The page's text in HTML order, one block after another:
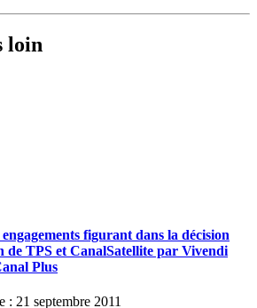
loin
figurant dans la décision
de TPS et CanalSatellite par Vivendi
Plus
: 21 septembre 2011